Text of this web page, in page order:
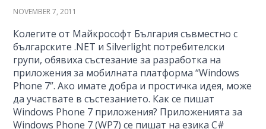
NOVEMBER 7, 2011
Колегите от Майкрософт България съвместно с
българските .NET и Silverlight потребителски
групи, обявиха състезание за разработка на
приложения за мобилната платформа “Windows
Phone 7”. Ако имате добра и простичка идея, може
да участвате в състезанието. Как се пишат
Windows Phone 7 приложения? Приложенията за
Windows Phone 7 (WP7) се пишат на езика C#